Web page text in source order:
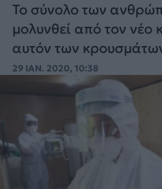
Το σύνολο των
μολυνθεί από τον νέο
αυτόν των
Οξέος Αναπνευστικού
29 ΙΑΝ. 2020, 10:38